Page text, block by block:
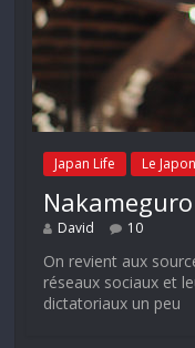
Japan Life Le
David 10
On revient aux
réseaux sociaux et
dictatoriaux un peu